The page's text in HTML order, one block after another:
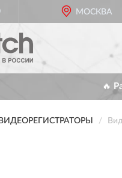
МОСКВА
ДИЛЕР HIWATCH В
🔥
ВИДЕОРЕГИСТРАТОРЫ